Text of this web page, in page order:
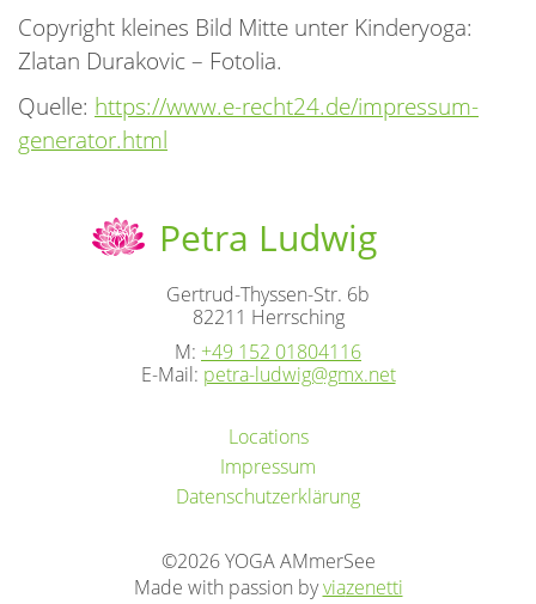
Copyright kleines Bild Mitte unter Kinderyoga:
Zlatan Durakovic – Fotolia.
Quelle: https://www.e-recht24.de/impressum-
generator.html
Petra Ludwig
Gertrud-Thyssen-Str. 6b
82211 Herrsching
M: +49 152 01804116
E-Mail: petra-ludwig@gmx.net
Locations
Impressum
Datenschutzerklärung
©2026 YOGA AMmerSee
Made with passion byviazenetti